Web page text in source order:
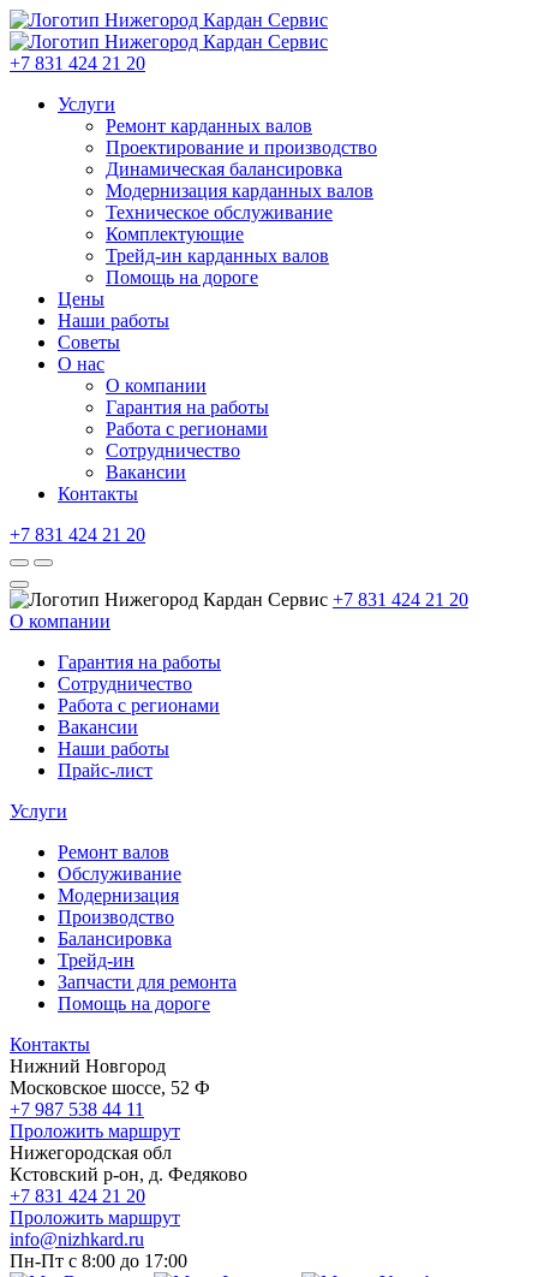
+7 831 424 21 20
Услуги
Ремонт карданных валов
Проектирование и производство
Динамическая балансировка
Модернизация карданных валов
Техническое обслуживание
Комплектующие
Трейд-ин карданных валов
Помощь на дороге
Цены
Наши работы
Советы
О нас
О компании
Гарантия на работы
Работа с регионами
Сотрудничество
Вакансии
Контакты
+7 831 424 21 20
+7 831 424 21 20
О компании
Гарантия на работы
Сотрудничество
Работа с регионами
Вакансии
Наши работы
Прайс-лист
Услуги
Ремонт валов
Обслуживание
Модернизация
Производство
Балансировка
Трейд-ин
Запчасти для ремонта
Помощь на дороге
Контакты
Нижний Новгород
Московское шоссе, 52 Ф
+7 987 538 44 11
Проложить маршрут
Нижегородская обл
Кстовский р-он, д. Федяково
+7 831 424 21 20
Проложить маршрут
info@nizhkard.ru
Пн-Пт с 8:00 до 17:00